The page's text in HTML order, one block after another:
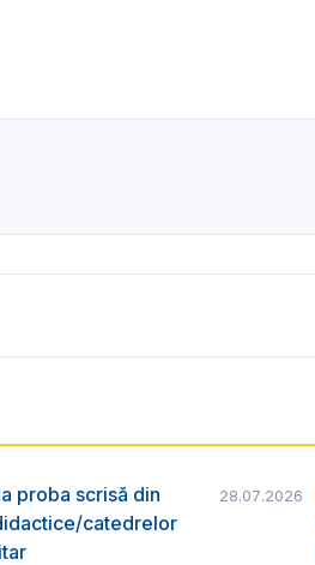
proba scrisă din
catedrelor
28.07.2026